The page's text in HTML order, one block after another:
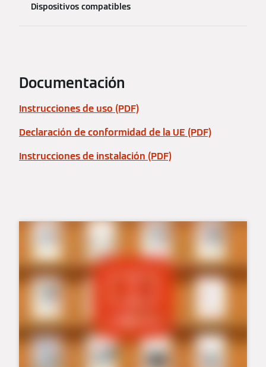
Dispositivos compatibles
Documentación
Instrucciones de uso (PDF)
Declaración de conformidad de la UE (PDF)
Instrucciones de instalación (PDF)